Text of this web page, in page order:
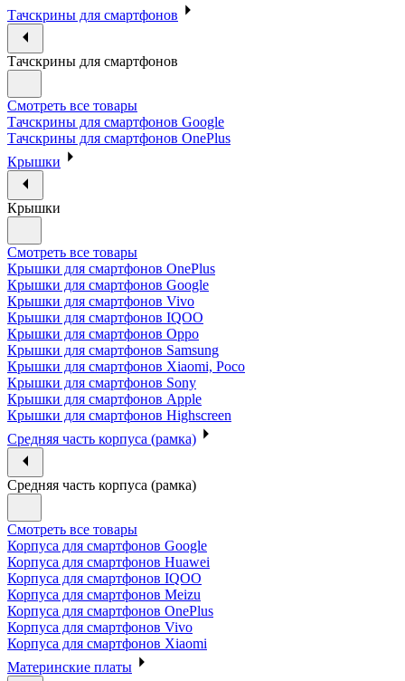
Тачскрины для смартфонов
Тачскрины для смартфонов
Смотреть все товары
Тачскрины для смартфонов Google
Тачскрины для смартфонов OnePlus
Крышки
Крышки
Смотреть все товары
Крышки для смартфонов OnePlus
Крышки для смартфонов Google
Крышки для смартфонов Vivo
Крышки для смартфонов IQOO
Крышки для смартфонов Oppo
Крышки для смартфонов Samsung
Крышки для смартфонов Xiaomi, Poco
Крышки для смартфонов Sony
Крышки для смартфонов Apple
Крышки для смартфонов Highscreen
Средняя часть корпуса (рамка)
Средняя часть корпуса (рамка)
Смотреть все товары
Корпуса для смартфонов Google
Корпуса для смартфонов Huawei
Корпуса для смартфонов IQOO
Корпуса для смартфонов Meizu
Корпуса для смартфонов OnePlus
Корпуса для смартфонов Vivo
Корпуса для смартфонов Xiaomi
Материнские платы